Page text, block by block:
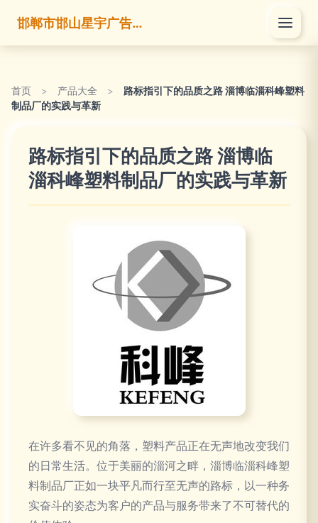
邯郸市邯山星宇广告有限公司
首页 > 产品大全 >
路标指引下的品质之路 淄博临淄科峰塑料
制品厂的实践与革新
路标指引下的品质之路 淄博临
淄科峰塑料制品厂的实践与革新
在许多看不见的角落，塑料产品正在无声地改变我们
的日常生活。位于美丽的淄河之畔，淄博临淄科峰塑
料制品厂正如一块平凡而行至无声的路标，以一种务
实奋斗的姿态为客户的产品与服务带来了不可替代的